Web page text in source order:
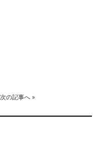
次の記事へ»